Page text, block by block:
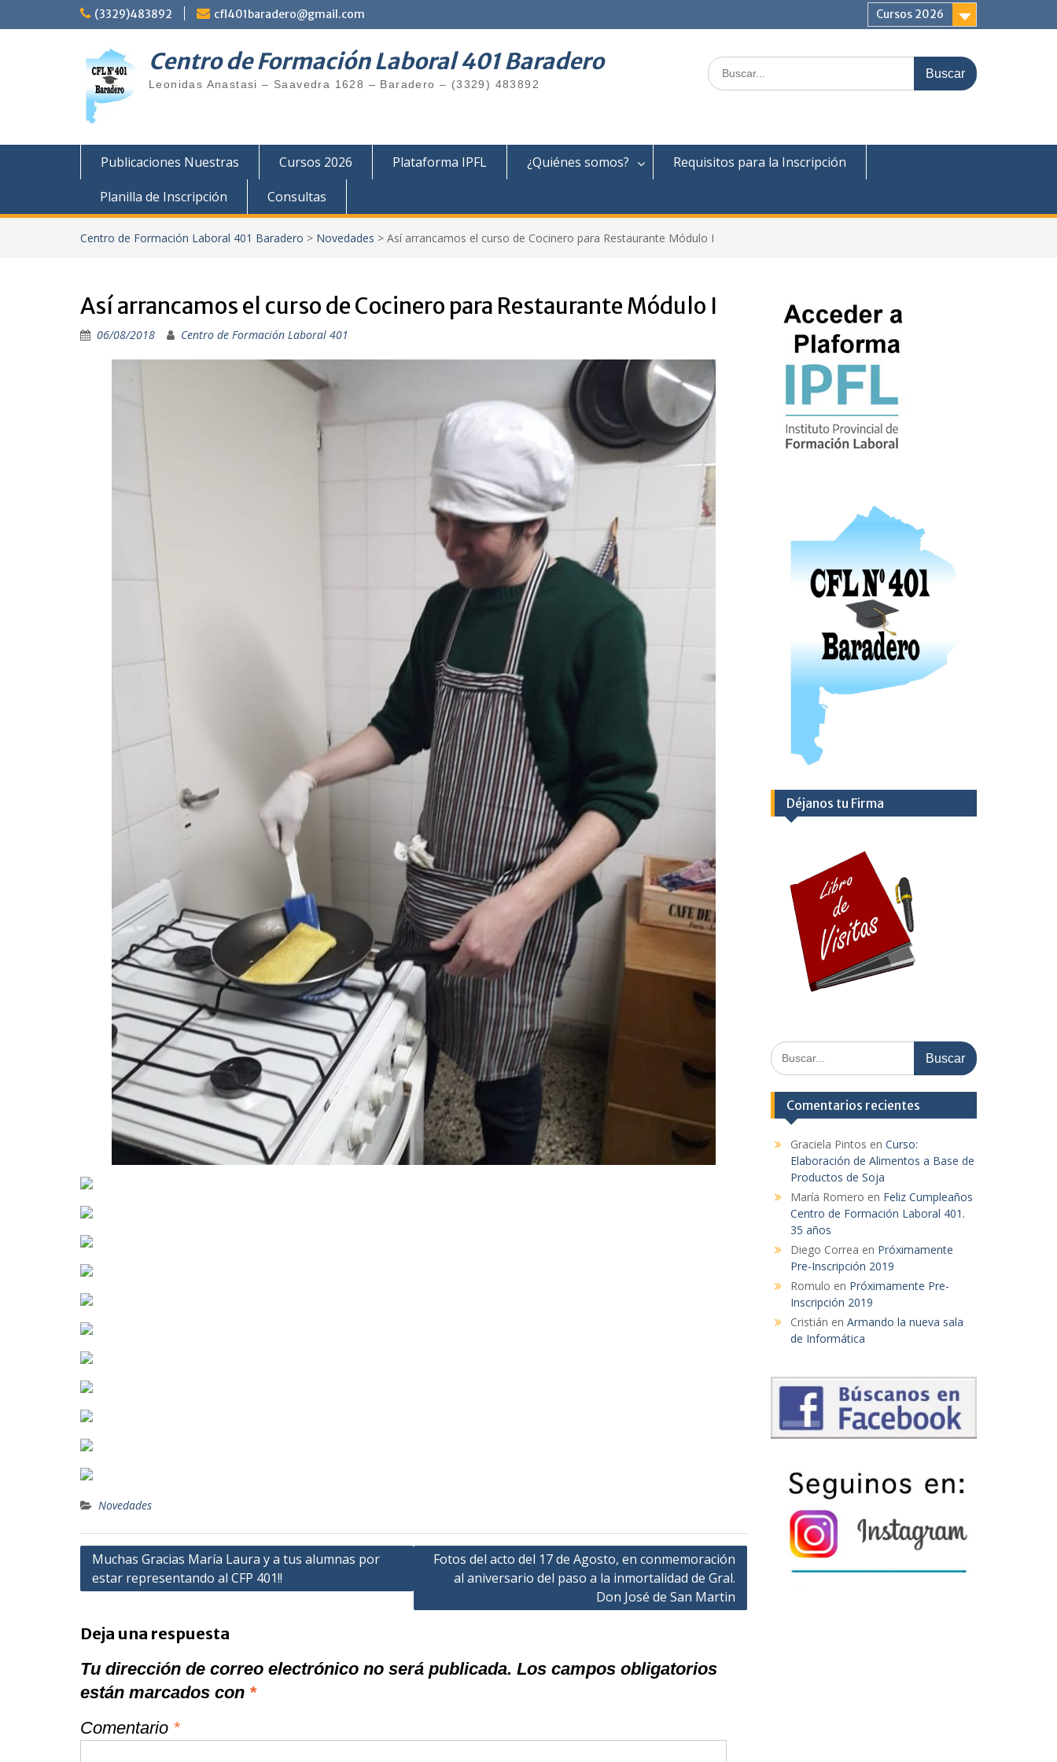
(3329)483892 cfl401baradero@gmail.com Cursos 2026
Centro de Formación Laboral 401 Baradero
Leonidas Anastasi – Saavedra 1628 – Baradero – (3329) 483892
Buscar:
Publicaciones Nuestras Cursos 2026 Plataforma IPFL ¿Quiénes somos?
Requisitos para la Inscripción
Planilla de Inscripción
Consultas
Centro de Formación Laboral 401 Baradero > Novedades > Así arrancamos el curso de Cocinero para Restaurante Módulo I
Así arrancamos el curso de Cocinero para Restaurante Módulo I
06/08/2018 Centro de Formación Laboral 401
Novedades
Navegación
de
Muchas Gracias María Laura y a tus alumnas por
estar representando al CFP 401!!
Fotos del acto del 17 de Agosto, en conmemoración
al aniversario del paso a la inmortalidad de Gral.
Don José de San Martin
Deja una respuesta
Tu dirección de correo electrónico no será publicada. Los campos obligatorios
están marcados con *
Comentario *
Déjanos tu Firma
Buscar:
Comentarios recientes
Graciela Pintos en Curso:
Elaboración de Alimentos a Base de
Productos de Soja
María Romero en Feliz Cumpleaños
Centro de Formación Laboral 401.
35 años
Diego Correa en Próximamente
Pre-Inscripción 2019
Romulo en Próximamente Pre-
Inscripción 2019
Cristián en Armando la nueva sala
de Informática